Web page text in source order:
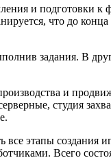
и подготовки к
что до конца
задания. В
и
студия
этапы создания
Всего